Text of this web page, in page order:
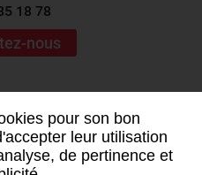
pour son bon
leur utilisation
de pertinence et
18 78
nous
!